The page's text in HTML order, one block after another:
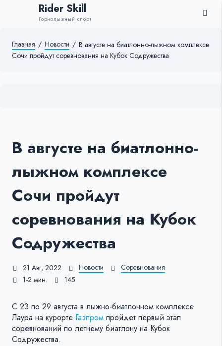
Rider Skill
Горнолыжный спорт
Главная / Новости / В августе на биатлонно-лыжном комплексе
Сочи пройдут соревнования на Кубок Содружества
В августе на биатлонно-
лыжном комплексе
Сочи пройдут
соревнования на Кубок
Содружества
21 Авг, 2022 Новости
Соревнования
1-2 мин.
145
С 23 по 29 августа в лыжно-биатлонном комплексе
Лаура на курорте Газпром пройдет первый этап
соревнований по летнему биатлону на Кубок
Содружества.